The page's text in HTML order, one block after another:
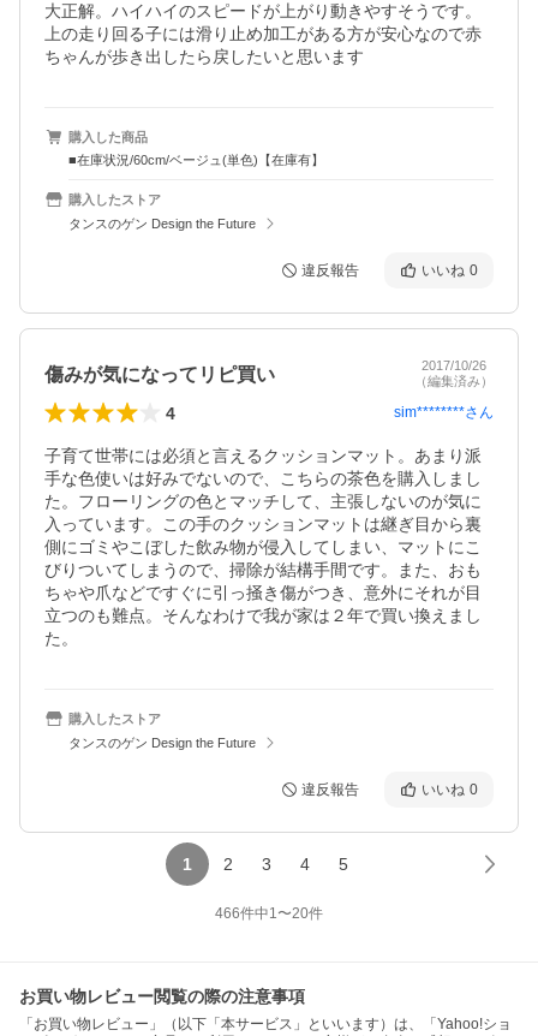
大正解。ハイハイのスピードが上がり動きやすそうです。
上の走り回る子には滑り止め加工がある方が安心なので赤
ちゃんが歩き出したら戻したいと思います
購入した商品
■在庫状況/60cm/ベージュ(単色)【在庫有】
購入したストア
タンスのゲン Design the Future
違反報告 いいね 0
傷みが気になってリピ買い
2017/10/26
（編集済み）
4 sim********さん
子育て世帯には必須と言えるクッションマット。あまり派
手な色使いは好みでないので、こちらの茶色を購入しまし
た。フローリングの色とマッチして、主張しないのが気に
入っています。この手のクッションマットは継ぎ目から裏
側にゴミやこぼした飲み物が侵入してしまい、マットにこ
びりついてしまうので、掃除が結構手間です。また、おも
ちゃや爪などですぐに引っ掻き傷がつき、意外にそれが目
立つのも難点。そんなわけで我が家は２年で買い換えまし
た。
購入したストア
タンスのゲン Design the Future
違反報告 いいね 0
1 2 3 4 5
466件中1〜20件
お買い物レビュー閲覧の際の注意事項
「お買い物レビュー」（以下「本サービス」といいます）は、「Yahoo!ショ